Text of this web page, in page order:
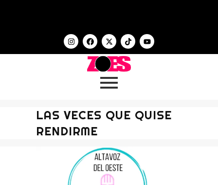
LAS VECES QUE QUISE
RENDIRME